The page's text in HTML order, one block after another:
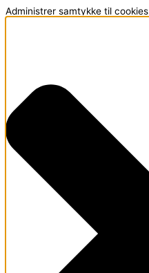
Administrer samtykke til cookies